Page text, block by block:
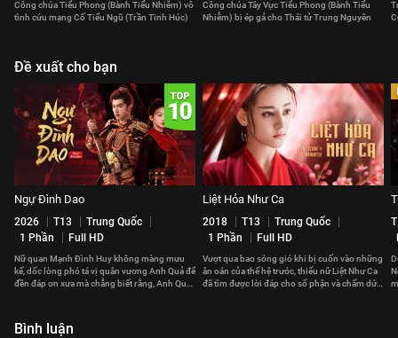
Công chúa Tiểu Phong (Bành Tiểu Nhiễm) vô
tình cứu mạng Cố Tiểu Ngũ (Trần Tinh Húc)
Công chúa Tây Vực Tiểu Phong (Bành Tiểu
Nhiễm) bị ép gả cho Thái tử Trung Nguyên
Đề xuất cho bạn
Ngự Đình Dao
2026 T13
Trung Quốc
1 Phần
Full HD
Nữ quan Mạnh Đình Huy không màng mưu
kế, dốc lòng phó tá vị quân vương Anh Quả để
đền đáp ơn xưa mà chẳng biết rằng, Anh Quả
Liệt Hỏa Như Ca
2018 T13
Trung Quốc
1 Phần
Full HD
Vượt qua bao sóng gió khi bị cuốn vào những
ân oán của thế hệ trước, thiếu nữ Liệt Như Ca
đã tìm được lời đáp cho số phận và chấm dứt
Bình luận